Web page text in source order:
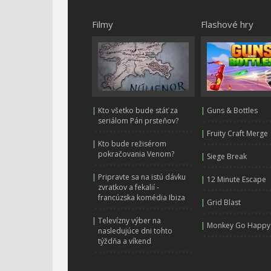
Filmy
| Kto všetko bude stáť za
seriálom Pán prsteňov?
| Kto bude režisérom
pokračovania Venom?
| Pripravte sa na istú dávku
zvratkov a fekalií -
francúzska komédia Ibiza
| Televízny výber na
nasledujúce dni tohto
týždňa a víkend
Flashové hry
| Guns & Bottles
| Fruity Craft Merge
| Siege Break
| 12 Minute Escape
| Grid Blast
| Monkey Go